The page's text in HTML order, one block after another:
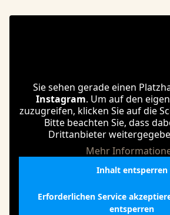
Sie sehen gerade einen
Instagram. Um auf den
zuzugreifen, klicken Sie auf die
Bitte beachten Sie, dass
Drittanbieter
Mehr
Inhalt entsperren
Erforderlichen Service
entsperren